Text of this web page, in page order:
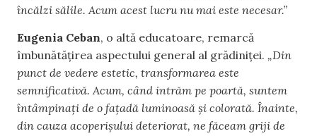
încălzi sălile. Acum acest lucru nu mai este necesar.”
Eugenia Ceban, o altă educatoare, remarcă
îmbunătățirea aspectului general al grădiniței. „Din
punct de vedere estetic, transformarea este
semnificativă. Acum, când intrăm pe poartă, suntem
întâmpinați de o fațadă luminoasă și colorată. Înainte,
din cauza acoperișului deteriorat, ne făceam griji de